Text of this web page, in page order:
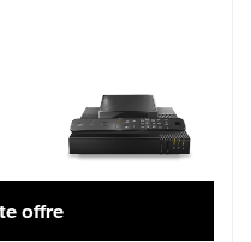
Lite Fibre
offre